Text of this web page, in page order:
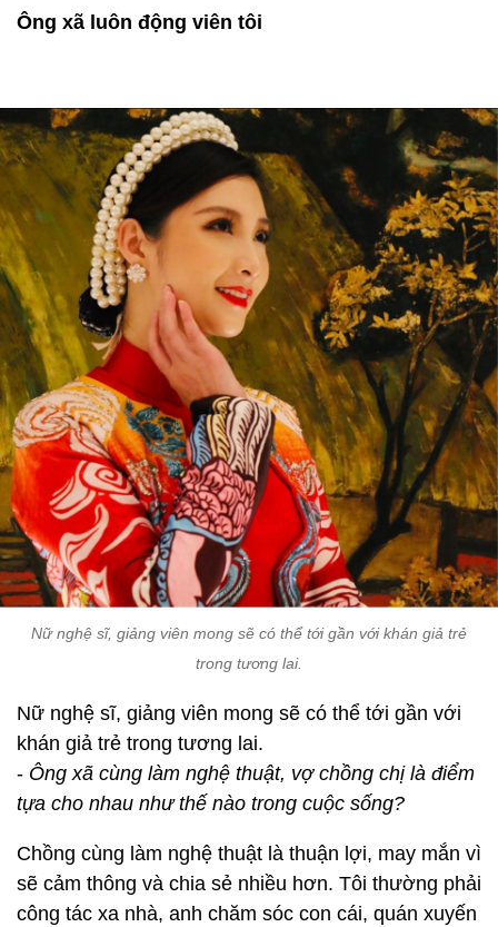
Ông xã luôn động viên tôi
Nữ nghệ sĩ, giảng viên mong sẽ có thể tới gần với khán giả trẻ
trong tương lai.
Nữ nghệ sĩ, giảng viên mong sẽ có thể tới gần với
khán giả trẻ trong tương lai.
- Ông xã cùng làm nghệ thuật, vợ chồng chị là điểm
tựa cho nhau như thế nào trong cuộc sống?
Chồng cùng làm nghệ thuật là thuận lợi, may mắn vì
sẽ cảm thông và chia sẻ nhiều hơn. Tôi thường phải
công tác xa nhà, anh chăm sóc con cái, quán xuyến